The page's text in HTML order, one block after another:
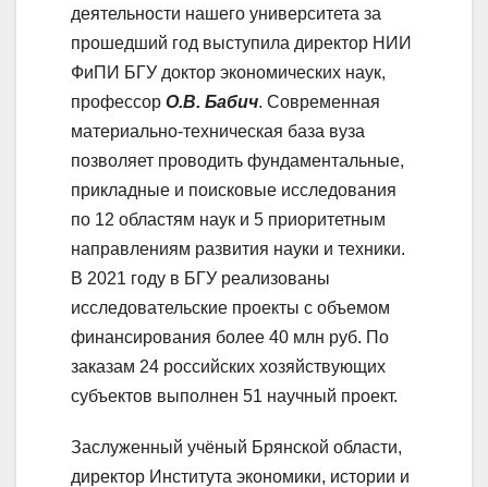
деятельности нашего университета за
прошедший год выступила директор НИИ
ФиПИ БГУ доктор экономических наук,
профессор О.В. Бабич. Современная
материально-техническая база вуза
позволяет проводить фундаментальные,
прикладные и поисковые исследования
по 12 областям наук и 5 приоритетным
направлениям развития науки и техники.
В 2021 году в БГУ реализованы
исследовательские проекты с объемом
финансирования более 40 млн руб. По
заказам 24 российских хозяйствующих
субъектов выполнен 51 научный проект.
Заслуженный учёный Брянской области,
директор Института экономики, истории и